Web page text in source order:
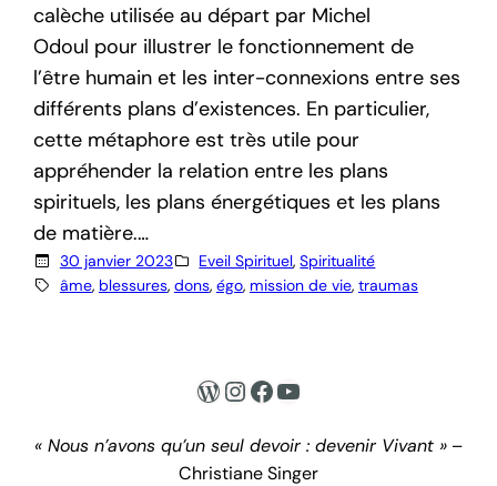
calèche utilisée au départ par Michel
Odoul pour illustrer le fonctionnement de
l’être humain et les inter-connexions entre ses
différents plans d’existences. En particulier,
cette métaphore est très utile pour
appréhender la relation entre les plans
spirituels, les plans énergétiques et les plans
de matière.…
30 janvier 2023 Eveil Spirituel, Spiritualité
âme, blessures, dons, égo, mission de vie, traumas
WordPress
Instagram
Facebook
YouTube
« Nous n’avons qu’un seul devoir : devenir Vivant » –
Christiane Singer